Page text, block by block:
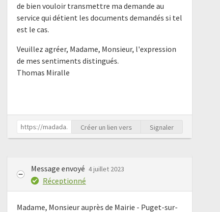
de bien vouloir transmettre ma demande au
service qui détient les documents demandés si tel
est le cas.
Veuillez agréer, Madame, Monsieur, l'expression
de mes sentiments distingués.
Thomas Miralle
Créer un lien vers Signaler
Message envoyé 4 juillet 2023
Réceptionné
Madame, Monsieur auprès de Mairie - Puget-sur-